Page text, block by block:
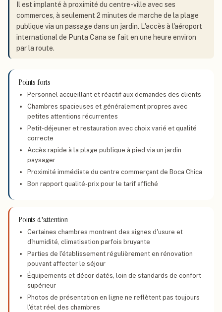
Il est implanté à proximité du centre-ville avec ses
commerces, à seulement 2 minutes de marche de la plage
publique via un passage dans un jardin. L'accès à l'aéroport
international de Punta Cana se fait en une heure environ
par la route.
Points forts
Personnel accueillant et réactif aux demandes des clients
Chambres spacieuses et généralement propres avec
petites attentions récurrentes
Petit-déjeuner et restauration avec choix varié et qualité
correcte
Accès rapide à la plage publique à pied via un jardin
paysager
Proximité immédiate du centre commerçant de Boca Chica
Bon rapport qualité-prix pour le tarif affiché
Points d'attention
Certaines chambres montrent des signes d'usure et
d'humidité, climatisation parfois bruyante
Parties de l'établissement régulièrement en rénovation
pouvant affecter le séjour
Équipements et décor datés, loin de standards de confort
supérieur
Photos de présentation en ligne ne reflètent pas toujours
l'état réel des chambres